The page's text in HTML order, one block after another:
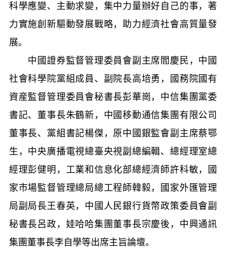
科學應變、主動求變，集中力量辦好自己的事，著
力實施創新驅動發展戰略，助力經濟社會高質量發
展。
中國證券監督管理委員會副主席閻慶民，中國
社會科學院黨組成員、副院長高培勇，國務院國有
資産監督管理委員會秘書長彭華崗，中信集團黨委
書記、董事長朱鶴新，中國移動通信集團有限公司
董事長、黨組書記楊傑，原中國銀監會副主席蔡鄂
生，中央廣播電視總臺央視副總編輯、總經理室總
經理彭健明，工業和信息化部總經濟師許科敏，國
家市場監督管理總局總工程師韓毅，國家外匯管理
局副局長王春英，中國人民銀行貨幣政策委員會副
秘書長呂政，娃哈哈集團董事長宗慶後，中興通訊
集團董事長李自學等出席主旨論壇。